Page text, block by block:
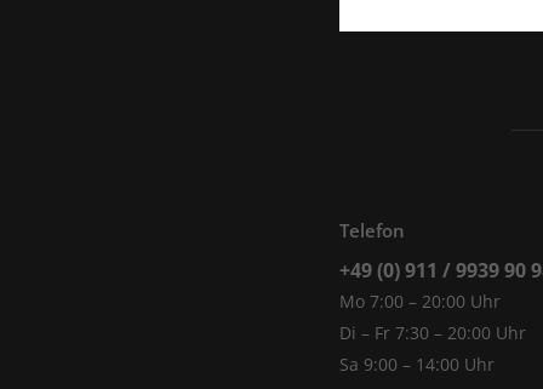
Telefon
+49 (0) 911 / 9939 90
Mo 7:00 – 20:00 Uhr
Di – Fr 7:30 – 20:00 Uhr
Sa 9:00 – 14:00 Uhr